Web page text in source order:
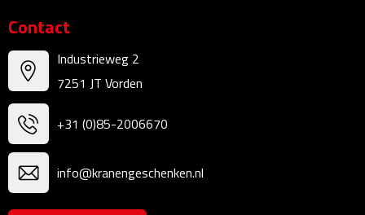
Beurs & Evenementen
Banners
Barmatten
Naambadges & naamkaarthouders
Stickers
Contact
Industrieweg 2
7251 JT Vorden
+31 (0)85-2006670
info@kranengeschenken.nl